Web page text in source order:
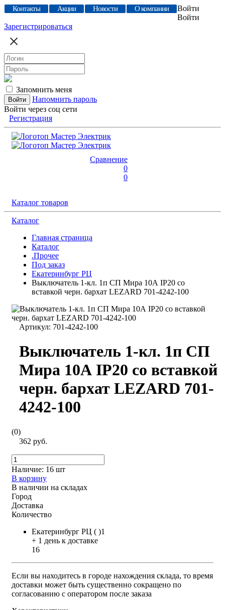
Контакты Акции Новости О компании
Войти
Войти
Зарегистрироваться
Запомнить меня
Напомнить пароль
Войти через соц сети
Регистрация
Сравнение
0
0
Каталог товаров
Каталог
Главная страница
Каталог
.Прочее
Под заказ
Екатеринбург РЦ
Выключатель 1-кл. 1п СП Мира 10А IP20 со
вставкой черн. бархат LEZARD 701-4242-100
Артикул: 701-4242-100
Выключатель 1-кл. 1п СП
Мира 10А IP20 со вставкой
черн. бархат LEZARD 701-
4242-100
(0)
362 руб.
Наличие: 16 шт
В корзину
В наличии на складах
Город
Доставка
Количество
Екатеринбург РЦ ( )1
+ 1 день к доставке
16
Если вы находитесь в городе нахождения склада, то время
доставки может быть существенно сокращено по
согласованию с оператором после заказа